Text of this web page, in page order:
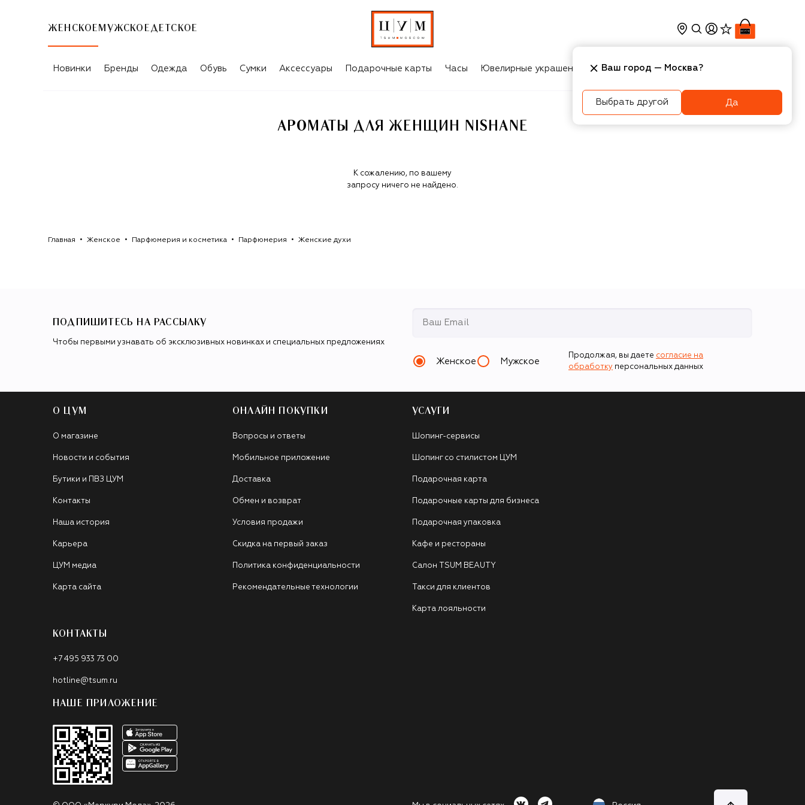
ЖЕНСКОЕ МУЖСКОЕ ДЕТСКОЕ
АРОМАТЫ ДЛЯ ЖЕНЩИН NISHANE
Новинки Бренды Одежда Обувь Сумки Аксессуары Подарочные карты Часы Ювелирные украшения Косметика Интерьер
АРОМАТЫ ДЛЯ ЖЕНЩИН NISHANE
К сожалению, по вашему
запросу ничего не найдено.
Главная Женское Парфюмерия и косметика Парфюмерия Женские духи
ПОДПИШИТЕСЬ НА РАССЫЛКУ
Чтобы первыми узнавать об эксклюзивных новинках и специальных предложениях
Женское Мужское
Продолжая, вы даете согласие на
обработку персональных данных
О ЦУМ
О магазине
Новости и события
Бутики и ПВЗ ЦУМ
Контакты
Наша история
Карьера
ЦУМ медиа
Карта сайта
ОНЛАЙН ПОКУПКИ
Вопросы и ответы
Мобильное приложение
Доставка
Обмен и возврат
Условия продажи
Скидка на первый заказ
Политика конфиденциальности
Рекомендательные технологии
УСЛУГИ
Шопинг-сервисы
Шопинг со стилистом ЦУМ
Подарочная карта
Подарочные карты для бизнеса
Подарочная упаковка
Кафе и рестораны
Салон TSUM BEAUTY
Такси для клиентов
Карта лояльности
КОНТАКТЫ
+7 495 933 73 00
hotline@tsum.ru
НАШЕ ПРИЛОЖЕНИЕ
Ваш город — Москва?
Выбрать другой Да